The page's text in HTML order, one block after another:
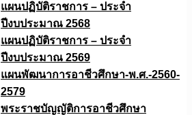
แผนปฏิบัติราชการ – ประจำ
ปีงบประมาณ 2568
แผนปฏิบัติราชการ – ประจำ
ปีงบประมาณ 2569
แผนพัฒนาการอาชีวศึกษา-พ.ศ.-2560-
2579
พระราชบัญญัติการอาชีวศึกษา